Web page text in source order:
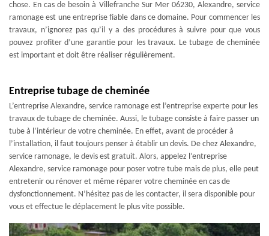
chose. En cas de besoin à Villefranche Sur Mer 06230, Alexandre, service
ramonage est une entreprise fiable dans ce domaine. Pour commencer les
travaux, n’ignorez pas qu’il y a des procédures à suivre pour que vous
pouvez profiter d’une garantie pour les travaux. Le tubage de cheminée
est important et doit être réaliser régulièrement.
Entreprise tubage de cheminée
L’entreprise Alexandre, service ramonage est l’entreprise experte pour les
travaux de tubage de cheminée. Aussi, le tubage consiste à faire passer un
tube à l’intérieur de votre cheminée. En effet, avant de procéder à
l’installation, il faut toujours penser à établir un devis. De chez Alexandre,
service ramonage, le devis est gratuit. Alors, appelez l’entreprise
Alexandre, service ramonage pour poser votre tube mais de plus, elle peut
entretenir ou rénover et même réparer votre cheminée en cas de
dysfonctionnement. N’hésitez pas de les contacter, il sera disponible pour
vous et effectue le déplacement le plus vite possible.